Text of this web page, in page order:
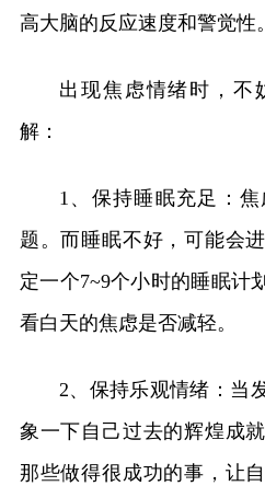
高大脑的反应速度和警觉性。
出现焦虑情绪时，不
解：
1、保持睡眠充足：
题。而睡眠不好，可能会
定一个7~9个小时的睡眠计
看白天的焦虑是否减轻。
2、保持乐观情绪：当
象一下自己过去的辉煌成
那些做得很成功的事，让